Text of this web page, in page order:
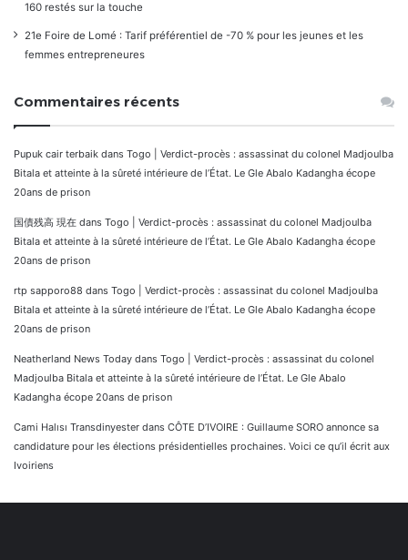
160 restés sur la touche
21e Foire de Lomé : Tarif préférentiel de -70 % pour les jeunes et les
femmes entrepreneures
Commentaires récents
Pupuk cair terbaik dans Togo | Verdict-procès : assassinat du colonel Madjoulba
Bitala et atteinte à la sûreté intérieure de l’État. Le Gle Abalo Kadangha écope
20ans de prison
国債残高 現在 dans Togo | Verdict-procès : assassinat du colonel Madjoulba
Bitala et atteinte à la sûreté intérieure de l’État. Le Gle Abalo Kadangha écope
20ans de prison
rtp sapporo88 dans Togo | Verdict-procès : assassinat du colonel Madjoulba
Bitala et atteinte à la sûreté intérieure de l’État. Le Gle Abalo Kadangha écope
20ans de prison
Neatherland News Today dans Togo | Verdict-procès : assassinat du colonel
Madjoulba Bitala et atteinte à la sûreté intérieure de l’État. Le Gle Abalo
Kadangha écope 20ans de prison
Cami Halısı Transdinyester dans CÔTE D’IVOIRE : Guillaume SORO annonce sa
candidature pour les élections présidentielles prochaines. Voici ce qu’il écrit aux
Ivoiriens